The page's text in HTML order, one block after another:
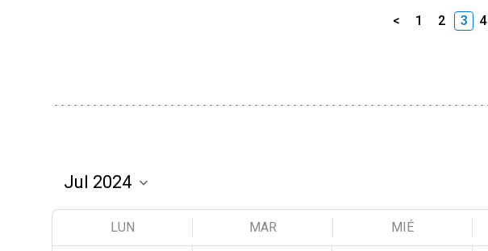
< 1 2 3 4
LUN MAR MIÉ